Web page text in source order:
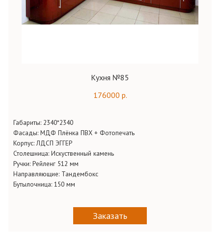
Кухня №85
176000 р.
Габариты: 2340*2340
Фасады: МДФ Плёнка ПВХ + Фотопечать
Корпус:ЛДСП ЭГГЕР
Столешница: Искуственный камень
Ручки: Рейленг 512 мм
Направляющие: Тандембокс
Бутылочница: 150 мм
Заказать